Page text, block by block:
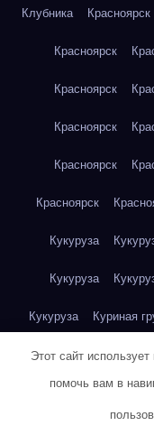
Клубника Красноярск
Красноярск
Красноярск
Красноярск
Красноярск
Красноярск
Кукуруза
Кукуруза
Кукуруза Куриная
Куриная грудка
Этот сайт
помочь вам в